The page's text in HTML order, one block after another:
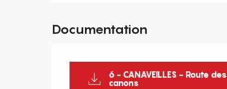
Documentation
6 - CANAVEILLES - Route des
canons